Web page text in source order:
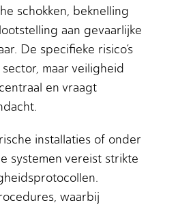
schokken, beknelling
aan gevaarlijke
De specifieke risico’s
maar veiligheid
en vraagt
installaties of onder
systemen vereist strikte
waarbij